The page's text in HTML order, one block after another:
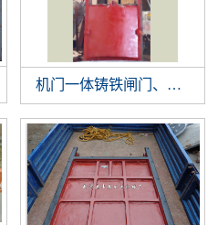
机门一体铸铁闸门、机闸一